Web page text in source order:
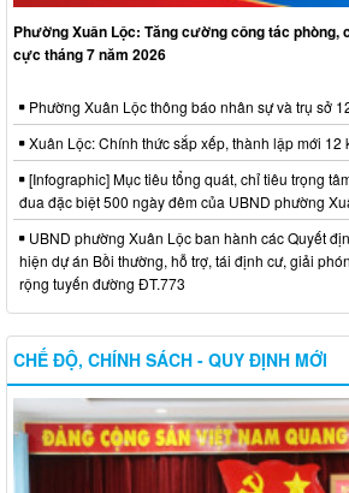
Phường Xuân Lộc: Tăng cường công tác phòng,
cực tháng 7 năm 2026
Phường Xuân Lộc thông báo nhân sự và trụ sở
Xuân Lộc: Chính thức sắp xếp, thành lập mới 12
[Infographic] Mục tiêu tổng quát, chỉ tiêu trọng
đua đặc biệt 500 ngày đêm của UBND phường
UBND phường Xuân Lộc ban hành các Quyết
hiện dự án Bồi thường, hỗ trợ, tái định cư, giải
rộng tuyến đường ĐT.773
CHẾ ĐỘ, CHÍNH SÁCH - QUY ĐỊNH MỚI